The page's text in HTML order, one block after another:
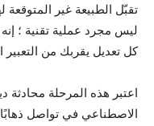
تقبّل الطبيعة غير
ليس مجرد عملية تقنية ؛ إنه
كل تعديل يقربك من التعبير
اعتبر هذه المرحلة محادثة
الاصطناعي في تواصل ذهابًا